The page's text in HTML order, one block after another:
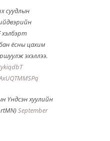
суудлын
хэлбэрт
ёсны цахим
эхэллээ.
Үндсэн хуулийн
September